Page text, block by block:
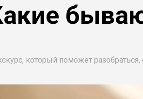
который поможет